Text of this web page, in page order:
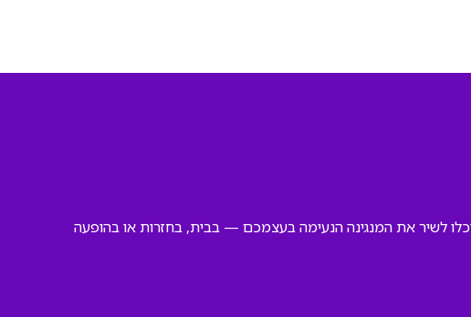
לשיר את המנגינה הנעימה בעצמכם — בבית, בחזרות או בהופעה